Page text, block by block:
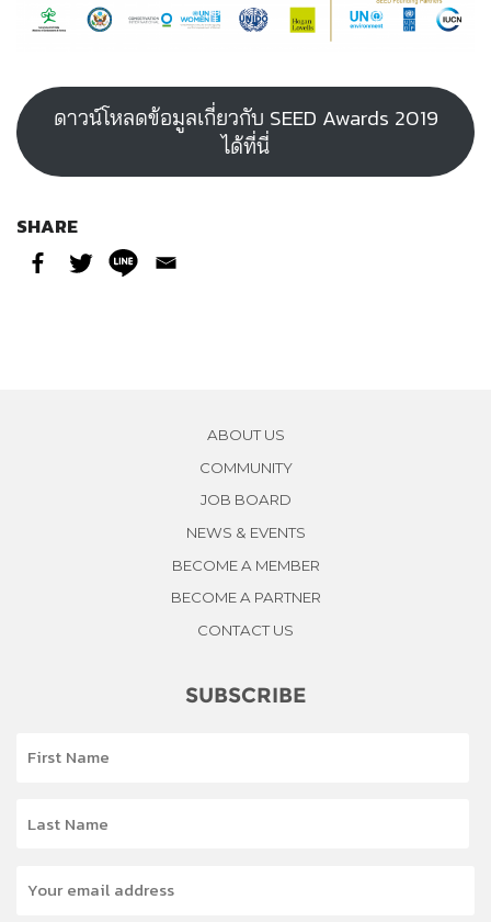
ดาวน์โหลดข้อมูลเกี่ยวกับ SEED Awards 2019
ได้ที่นี่
SHARE
ABOUT US
COMMUNITY
JOB BOARD
NEWS & EVENTS
BECOME A MEMBER
BECOME A PARTNER
CONTACT US
SUBSCRIBE